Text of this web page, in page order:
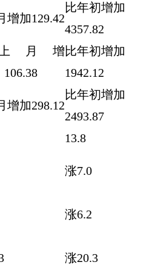
增加129.42
比年初增加
4357.82
月增比年初增加
1942.12
增加298.12
比年初增加
2493.87
13.8
涨7.0
涨6.2
涨20.3